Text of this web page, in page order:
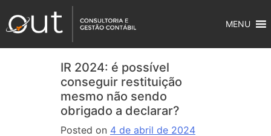
MENU
IR 2024: é possível
conseguir restituição
mesmo não sendo
obrigado a declarar?
Posted on 4 de abril de 2024